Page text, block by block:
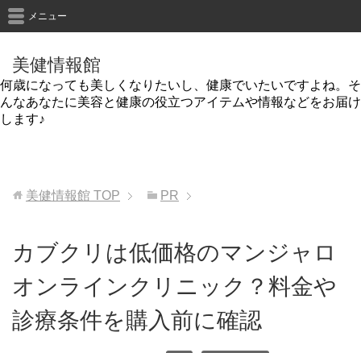
美健情報館
何歳になっても美しくなりたいし、健康でいたいですよね。そ
んなあなたに美容と健康の役立つアイテムや情報などをお届け
します♪
メニュー
美健情報館 TOP PR
カブクリは低価格のマンジャロ
オンラインクリニック？料金や
診療条件を購入前に確認